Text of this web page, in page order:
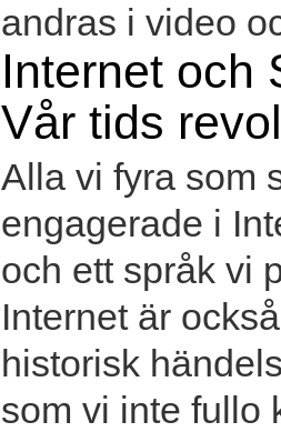
andras i video
Internet och
Vår tids
Alla vi fyra som
engagerade i
och ett språk vi
Internet är
historisk
som vi inte fullo